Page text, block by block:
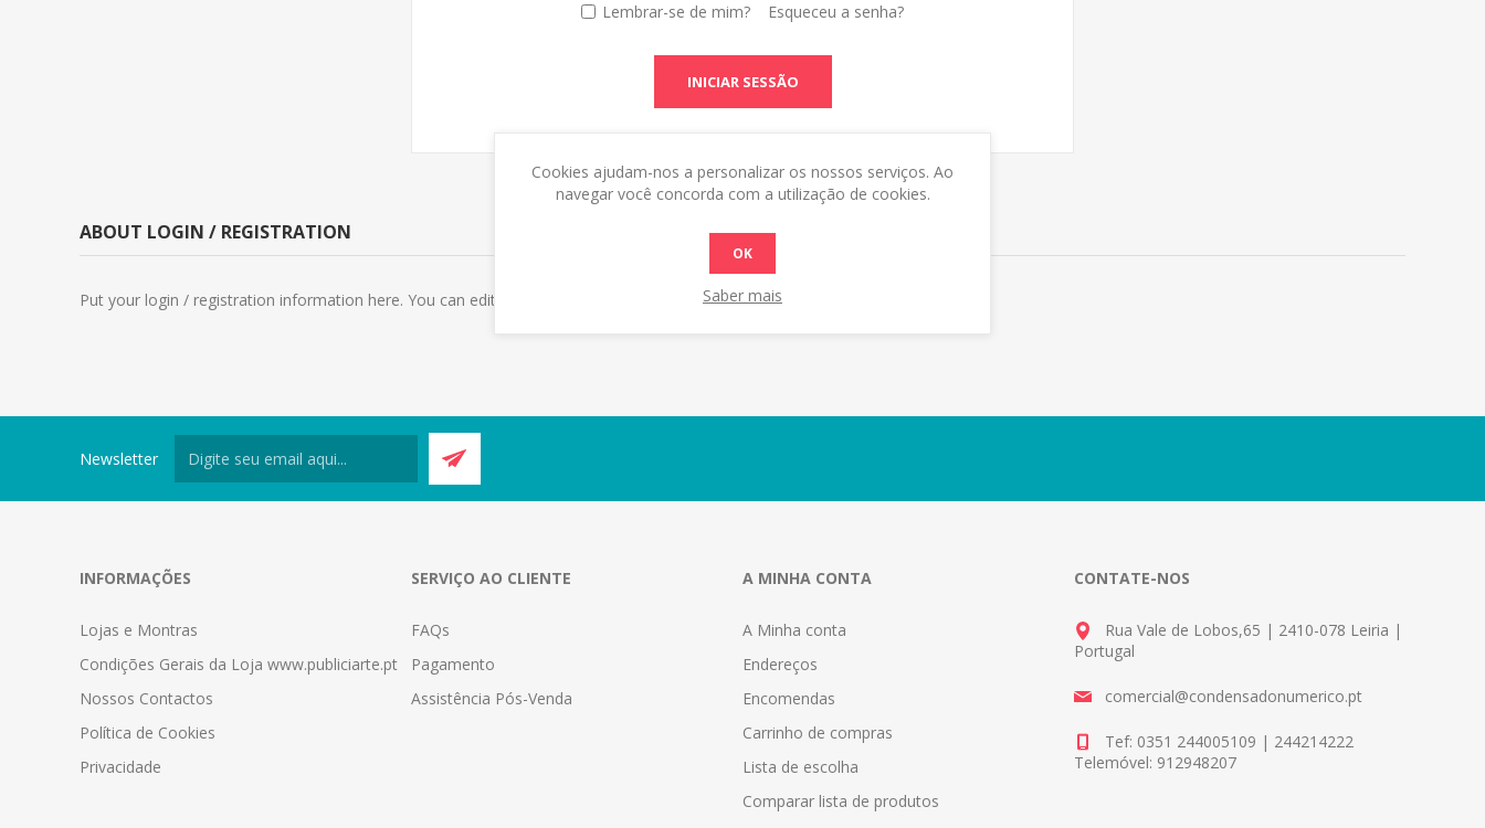
Lembrar-se de mim? Esqueceu a senha?
INICIAR SESSÃO
ABOUT LOGIN / REGISTRATION
Put your login / registration information here. You can edit this in the admin site.
Newsletter
INFORMAÇÕES
Lojas e Montras
Condições Gerais da Loja www.publiciarte.pt
Nossos Contactos
Política de Cookies
Privacidade
SERVIÇO AO CLIENTE
FAQs
Pagamento
Assistência Pós-Venda
A MINHA CONTA
A Minha conta
Endereços
Encomendas
Carrinho de compras
Lista de escolha
Comparar lista de produtos
CONTATE-NOS
Rua Vale de Lobos,65 | 2410-078 Leiria |
Portugal
comercial@condensadonumerico.pt
Tef: 0351 244005109 | 244214222
Telemóvel: 912948207
Cookies ajudam-nos a personalizar os nossos serviços. Ao
navegar você concorda com a utilização de cookies.
OK
Saber mais